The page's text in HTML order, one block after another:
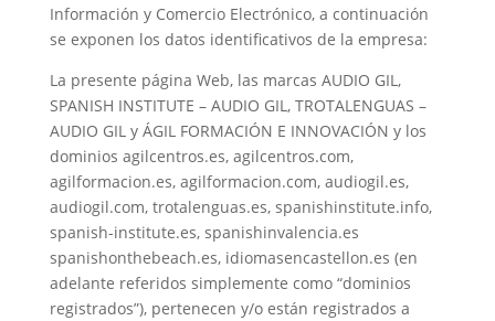
Información y Comercio Electrónico, a continuación
se exponen los datos identificativos de la empresa:
La presente página Web, las marcas AUDIO GIL,
SPANISH INSTITUTE – AUDIO GIL, TROTALENGUAS –
AUDIO GIL y ÁGIL FORMACIÓN E INNOVACIÓN y los
dominios agilcentros.es, agilcentros.com,
agilformacion.es, agilformacion.com, audiogil.es,
audiogil.com, trotalenguas.es, spanishinstitute.info,
spanish-institute.es, spanishinvalencia.es
spanishonthebeach.es, idiomasencastellon.es (en
adelante referidos simplemente como “dominios
registrados”),pertenecen y/o están registrados a